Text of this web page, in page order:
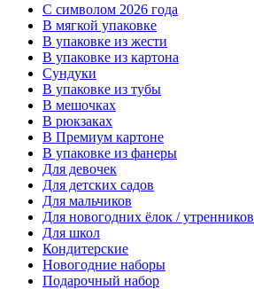
C символом 2026 года
В мягкой упаковке
В упаковке из жести
В упаковке из картона
Сундуки
В упаковке из тубы
В мешочках
В рюкзаках
В Премиум картоне
В упаковке из фанеры
Для девочек
Для детских садов
Для мальчиков
Для новогодних ёлок / утренников
Для школ
Кондитерские
Новогодние наборы
Подарочный набор